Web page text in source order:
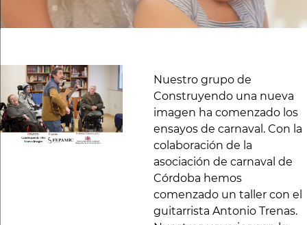
Nuestro grupo de
Construyendo una nueva
imagen ha comenzado los
ensayos de carnaval. Con la
colaboración de la
asociación de carnaval de
Córdoba hemos
comenzado un taller con el
guitarrista Antonio Trenas.